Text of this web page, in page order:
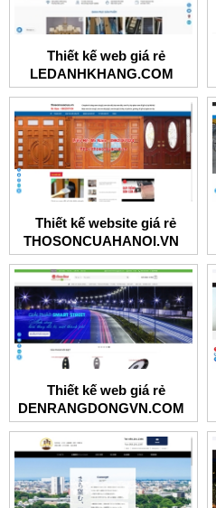
Thiết kế web giá rẻ
LEDANHKHANG.COM
Thiết kế website giá rẻ
THOSONCUAHANOI.VN
Thiết kế web giá rẻ
DENRANGDONGVN.COM